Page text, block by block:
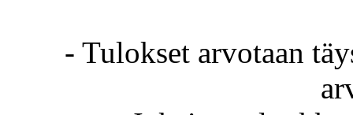
- Tulokset arvotaan